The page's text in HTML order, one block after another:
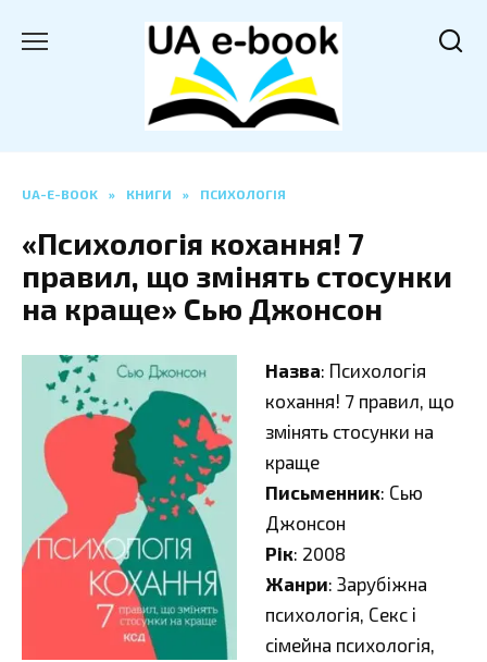
UA-E-BOOK » КНИГИ » ПСИХОЛОГІЯ
«Психологія кохання! 7
правил, що змінять стосунки
на краще» Сью Джонсон
Назва: Психологія
кохання! 7 правил, що
змінять стосунки на
краще
Письменник: Сью
Джонсон
Рік: 2008
Жанри: Зарубіжна
психологія, Секс і
сімейна психологія,